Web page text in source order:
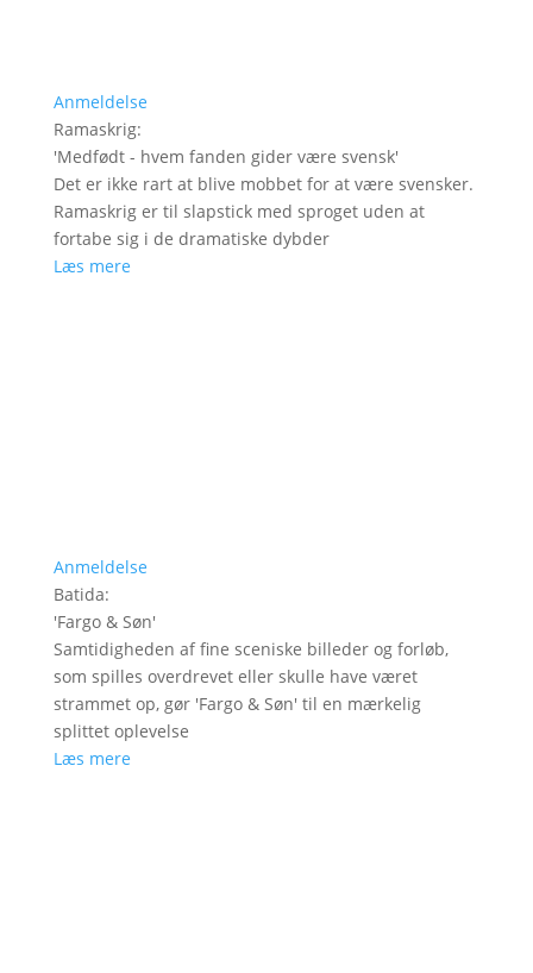
Anmeldelse
Ramaskrig:
'Medfødt - hvem fanden gider være svensk'
Det er ikke rart at blive mobbet for at være svensker.
Ramaskrig er til slapstick med sproget uden at
fortabe sig i de dramatiske dybder
Læs mere
Anmeldelse
Batida:
'Fargo & Søn'
Samtidigheden af fine sceniske billeder og forløb,
som spilles overdrevet eller skulle have været
strammet op, gør 'Fargo & Søn' til en mærkelig
splittet oplevelse
Læs mere